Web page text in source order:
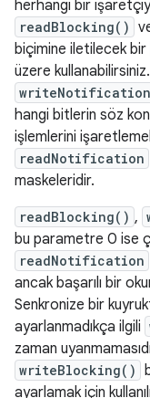
herhangi bir
readBlocking()
biçimine iletilecek bir
üzere kullanabilirsiniz.
writeNotification
hangi bitlerin söz
işlemlerini
readNotification
maskeleridir.
readBlocking() ,
bu parametre 0 ise
readNotification
ancak başarılı bir
Senkronize bir
ayarlanmadıkça ilgili
zaman
writeBlocking()
ayarlamak için